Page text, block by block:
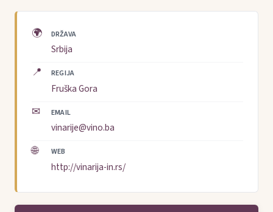
🌍 DRŽAVA
Srbija
📍 REGIJA
Fruška Gora
✉ EMAIL
vinarije@vino.ba
🌐 WEB
http://vinarija-in.rs/